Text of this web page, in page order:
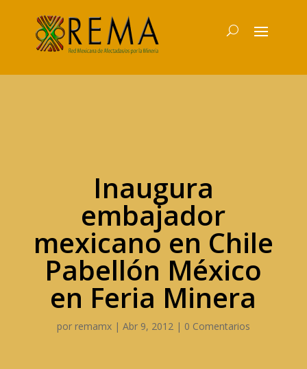
Inaugura
embajador
mexicano en Chile
Pabellón México
en Feria Minera
por remamx| Abr 9, 2012| 0 Comentarios